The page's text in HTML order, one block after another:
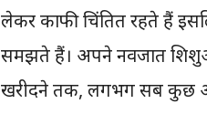
लेकर काफी चिंतित रहते हैं
समझते हैं। अपने नवजात
खरीदने तक, लगभग सब कुछ